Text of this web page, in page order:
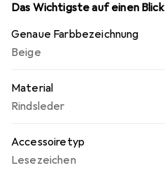
Das Wichtigste auf einen Blick
Genaue Farbbezeichnung
Beige
Material
Rindsleder
Accessoiretyp
Lesezeichen